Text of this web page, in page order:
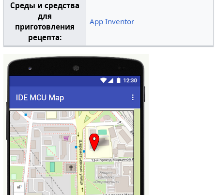
Среды и средства
для
приготовления
рецепта:
App Inventor